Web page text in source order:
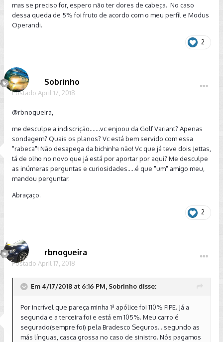
mas se preciso for, espero não ter dores de cabeça. No caso
dessa queda de 5% foi fruto de acordo com o meu perfil e Modus
Operandi.
2
Sobrinho
Postado April 17, 2018
@rbnogueira
me desculpe a indiscrição.......vc enjoou da Golf Variant? Apenas
sondagem? Quais os planos? Vc está bem servido com essa
"rabeca"! Não desapega da bichinha não! Vc que já teve dois Jettas,
tá de olho no novo que já está por aportar por aqui? Me desculpe
as inúmeras perguntas e curiosidades.....é que "um" amigo meu,
mandou perguntar.
Abraçaço.
2
rbnogueira
Postado April 17, 2018
Em 4/17/2018 at 6:16 PM, Sobrinho disse:
Por incrível que pareça minha 1ª apólice foi 110% FIPE. Já a
segunda e a terceira foi e está em 105%. Meu carro é
segurado(sempre foi) pela Bradesco Seguros....segundo as
más línguas, casca grossa no caso de sinistro. Nós pagamos